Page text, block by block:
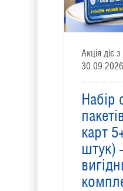
Акція діє
30.09.2026
Набір
карт
штук)